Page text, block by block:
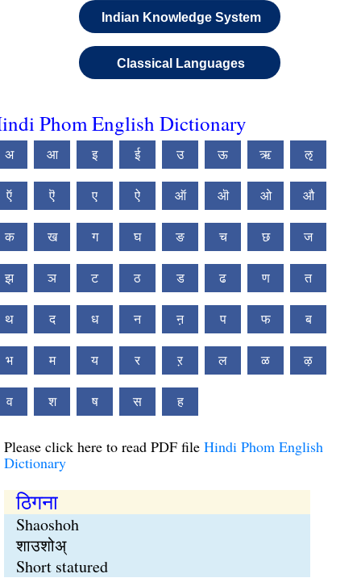
Indian Knowledge System
Classical Languages
Phom English Dictionary
अ आ इ ई उ ऊ ऋ ऌ
ऍ ऎ ए ऐ ऑ ऒ ओ औ
क ख ग घ ङ च छ ज
झ ञ ट ठ ड ढ ण त
थ द ध न ऩ प फ ब
भ म य र ऱ ल ळ ऴ
व श ष स ह
Please click here to read PDF file Hindi Phom English
Dictionary
ठिगना
Shaoshoh
शाउशोअ्
Short statured